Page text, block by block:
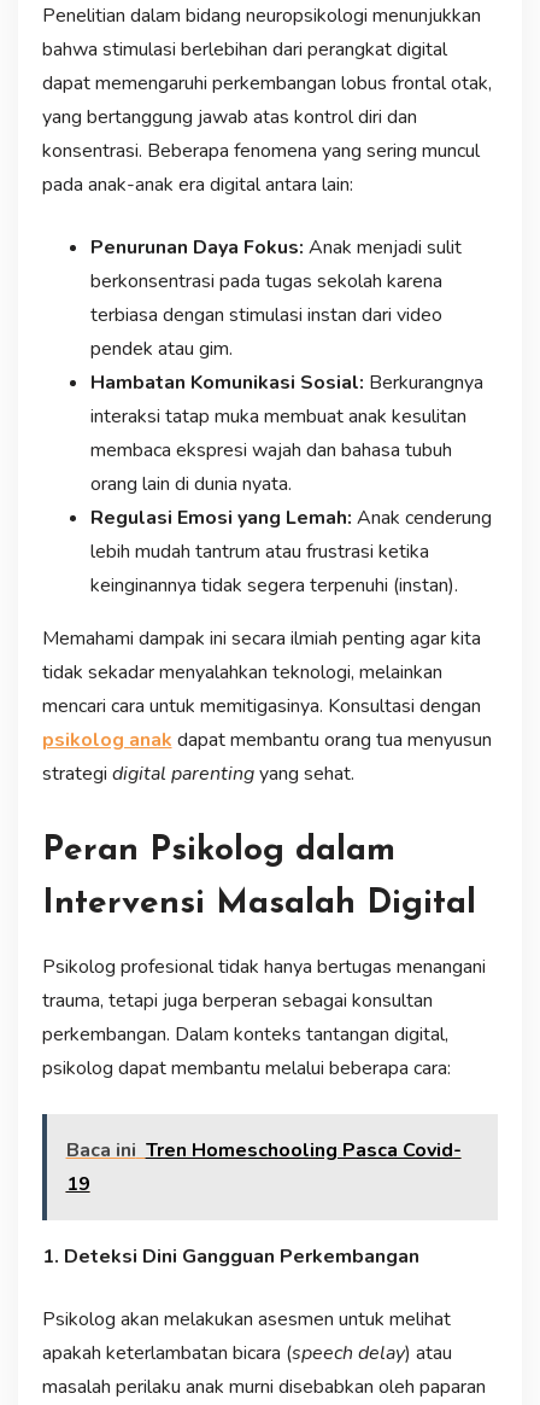
Penelitian dalam bidang neuropsikologi menunjukkan
bahwa stimulasi berlebihan dari perangkat digital
dapat memengaruhi perkembangan lobus frontal otak,
yang bertanggung jawab atas kontrol diri dan
konsentrasi. Beberapa fenomena yang sering muncul
pada anak-anak era digital antara lain:
Penurunan Daya Fokus: Anak menjadi sulit
berkonsentrasi pada tugas sekolah karena
terbiasa dengan stimulasi instan dari video
pendek atau gim.
Hambatan Komunikasi Sosial: Berkurangnya
interaksi tatap muka membuat anak kesulitan
membaca ekspresi wajah dan bahasa tubuh
orang lain di dunia nyata.
Regulasi Emosi yang Lemah: Anak cenderung
lebih mudah tantrum atau frustrasi ketika
keinginannya tidak segera terpenuhi (instan).
Memahami dampak ini secara ilmiah penting agar kita
tidak sekadar menyalahkan teknologi, melainkan
mencari cara untuk memitigasinya. Konsultasi dengan
psikolog anak dapat membantu orang tua menyusun
strategi digital parentingyang sehat.
Peran Psikolog dalam
Intervensi Masalah Digital
Psikolog profesional tidak hanya bertugas menangani
trauma, tetapi juga berperan sebagai konsultan
perkembangan. Dalam konteks tantangan digital,
psikolog dapat membantu melalui beberapa cara:
Baca ini Tren Homeschooling Pasca Covid-
19
1. Deteksi Dini Gangguan Perkembangan
Psikolog akan melakukan asesmen untuk melihat
apakah keterlambatan bicara (speech delay) atau
masalah perilaku anak murni disebabkan oleh paparan